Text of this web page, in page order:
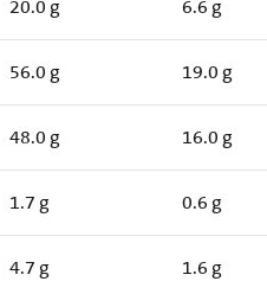
20.0 g 6.6 g
56.0 g 19.0 g
48.0 g 16.0 g
1.7 g 0.6 g
4.7 g 1.6 g